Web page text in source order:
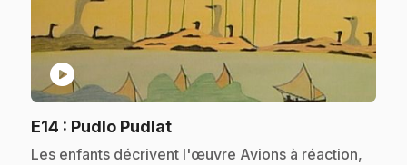
play_circle
E14 : Pudlo Pudlat.
.Les enfants décrivent l'œuvre Avions à réaction,